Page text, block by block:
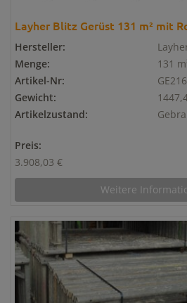
Layher Blitz Gerüst 131 m² mit
Hersteller:
Menge:
131
Artikel-Nr:
Gewicht:
Artikelzustand:
Preis:
3.908,03 €
Weitere